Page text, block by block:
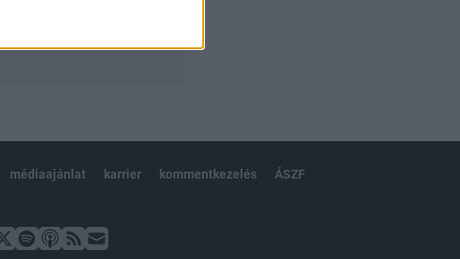
médiaajánlat karrier kommentkezelés ÁSZF